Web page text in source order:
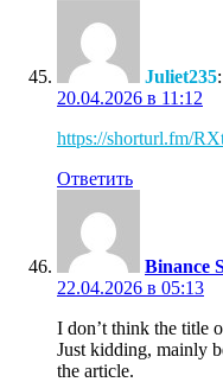
Juliet235:
20.04.2026 в 11:12
https://shorturl.fm/
Ответить
Binance
22.04.2026 в 05:13
I don’t think the title
Just kidding, mainly
the article.